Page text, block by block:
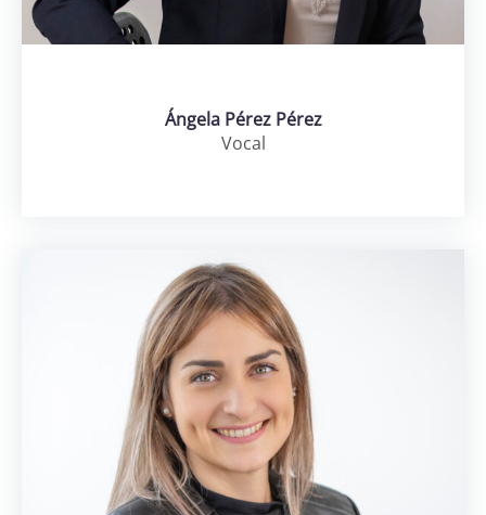
Ángela Pérez Pérez
Vocal